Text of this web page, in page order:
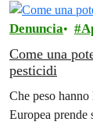
Denuncia
Come una
pesticidi
Che peso
Europea prende